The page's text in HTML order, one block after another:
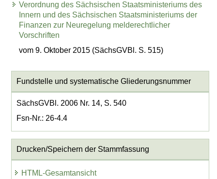
Verordnung des Sächsischen Staatsministeriums des
Innern und des Sächsischen Staatsministeriums der
Finanzen zur Neuregelung melderechtlicher
Vorschriften
vom 9. Oktober 2015 (SächsGVBl. S. 515)
Fundstelle und systematische Gliederungsnummer
SächsGVBl. 2006 Nr. 14, S. 540
Fsn-Nr.: 26-4.4
Drucken/Speichern der Stammfassung
HTML-Gesamtansicht